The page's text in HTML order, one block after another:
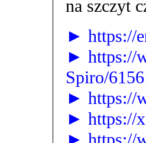
na szczyt
► https://
► https://
Spiro/
► https://
► https://